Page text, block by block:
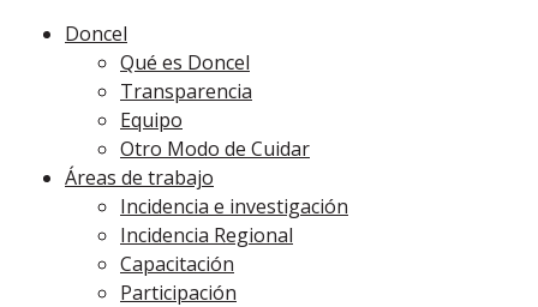
Doncel
Qué es Doncel
Transparencia
Equipo
Otro Modo de Cuidar
Áreas de trabajo
Incidencia e investigación
Incidencia Regional
Capacitación
Participación